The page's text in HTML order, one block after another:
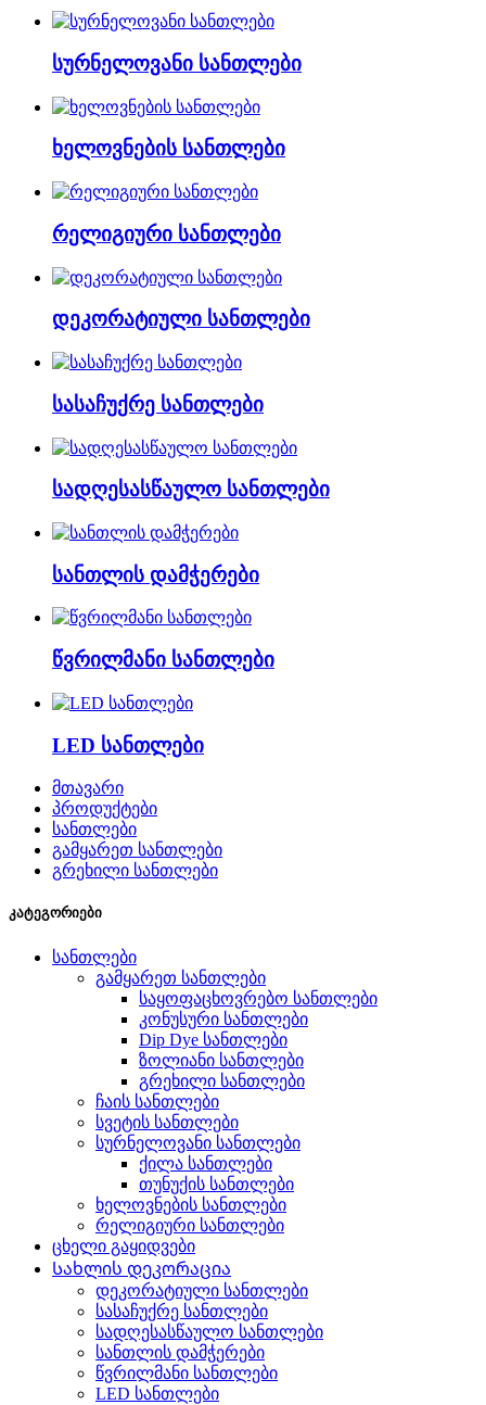
სურნელოვანი სანთლები
ხელოვნების სანთლები
რელიგიური სანთლები
დეკორატიული სანთლები
სასაჩუქრე სანთლები
სადღესასწაულო სანთლები
სანთლის დამჭერები
წვრილმანი სანთლები
LED სანთლები
მთავარი
პროდუქტები
სანთლები
გამყარეთ სანთლები
გრეხილი სანთლები
კატეგორიები
სანთლები
გამყარეთ სანთლები
საყოფაცხოვრებო სანთლები
კონუსური სანთლები
Dip Dye სანთლები
ზოლიანი სანთლები
გრეხილი სანთლები
ჩაის სანთლები
სვეტის სანთლები
სურნელოვანი სანთლები
ქილა სანთლები
თუნუქის სანთლები
ხელოვნების სანთლები
რელიგიური სანთლები
ცხელი გაყიდვები
Სახლის დეკორაცია
დეკორატიული სანთლები
სასაჩუქრე სანთლები
სადღესასწაულო სანთლები
სანთლის დამჭერები
წვრილმანი სანთლები
LED სანთლები